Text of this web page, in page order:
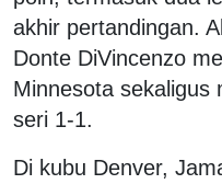
akhir pertandingan.
Donte DiVincenzo
Minnesota sekaligus
seri 1-1.
Di kubu Denver,